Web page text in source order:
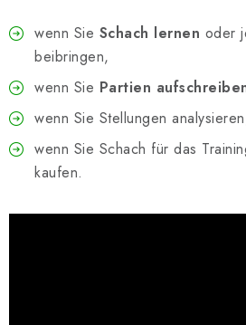
wenn Sie Schach lernen oder
beibringen,
wenn Sie Partien
wenn Sie Stellungen
wenn Sie Schach für das
kaufen.